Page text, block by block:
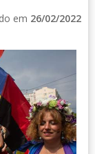
em 26/02/2022